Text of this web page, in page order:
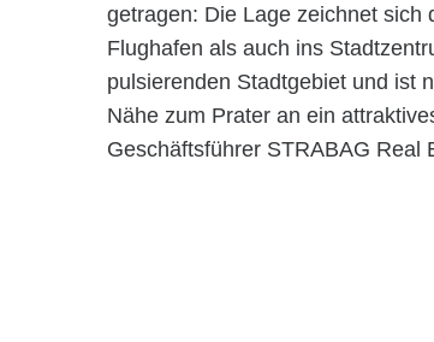
getragen: Die Lage zeichnet sich
Flughafen als auch ins
pulsierenden Stadtgebiet und ist
Nähe zum Prater an ein
Geschäftsführer STRABAG Real